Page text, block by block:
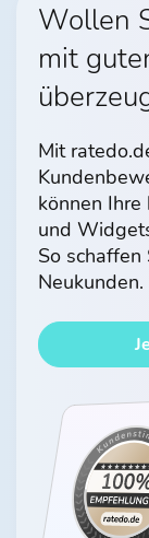
Wollen
mit
Mit
können
und
So
Neukunden.